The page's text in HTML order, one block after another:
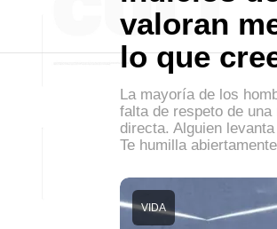
valoran
lo que
La mayoría de los
falta de respeto de una
directa. Alguien
Te humilla
VIDA